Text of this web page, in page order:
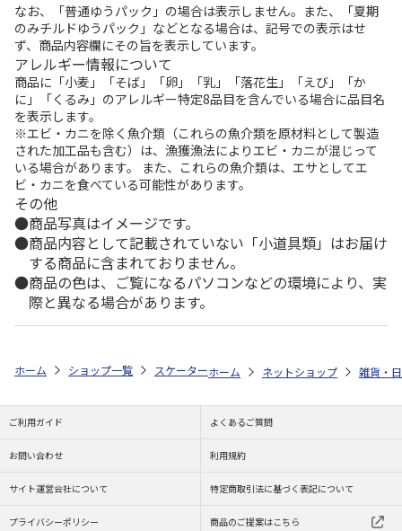
なお、「普通ゆうパック」の場合は表示しません。また、「夏期
のみチルドゆうパック」などとなる場合は、記号での表示はせ
ず、商品内容欄にその旨を表示しています。
アレルギー情報について
商品に「小麦」「そば」「卵」「乳」「落花生」「えび」「か
に」「くるみ」のアレルギー特定8品目を含んでいる場合に品目名
を表示します。
※エビ・カニを除く魚介類（これらの魚介類を原材料として製造
された加工品も含む）は、漁獲漁法によりエビ・カニが混じって
いる場合があります。 また、これらの魚介類は、エサとしてエ
ビ・カニを食べている可能性があります。
その他
商品写真はイメージです。
商品内容として記載されていない「小道具類」はお届け
する商品に含まれておりません。
商品の色は、ご覧になるパソコンなどの環境により、実
際と異なる場合があります。
ホーム ショップ一覧 スケーター 抗菌音の鳴らない箸・箸箱セット
ホーム ネットショップ 雑貨・
ご利用ガイド よくあるご質問
お問い合わせ 利用規約
サイト運営会社について 特定商取引法に基づく表記について
プライバシーポリシー 商品のご提案はこちら